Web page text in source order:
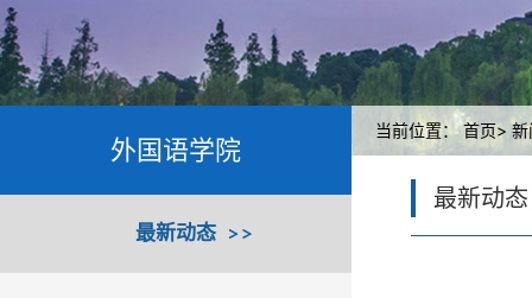
外国语学院
最新动态
当前位置： 首页> 新
最新动态